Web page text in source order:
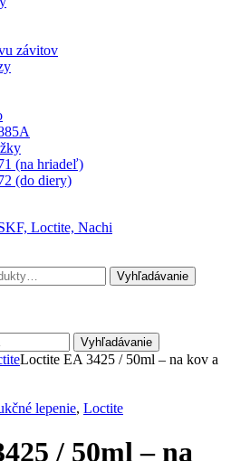
závitov
(na hriadeľ)
(do diery)
Vyhľadávanie
Vyhľadávanie
Loctite EA 3425 / 50ml – na kov a
lepenie, Loctite
/ 50ml – na